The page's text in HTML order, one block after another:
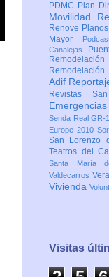
PDMC Plan
Movilidad
Renove
Mayor
Canalejas
Remodelación
Adif
Revistas
Emergencias
Senda Real GR-
Europe 2010
San Lorenzo
Teatros del
Santa María
Valdecarros
Vivienda
Visitas